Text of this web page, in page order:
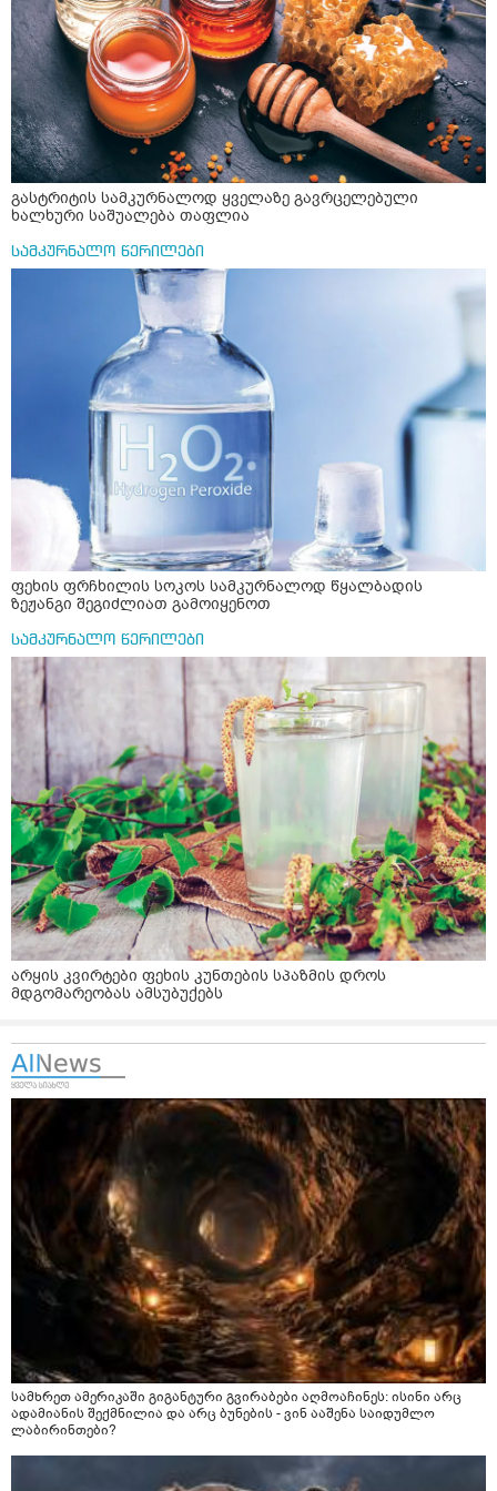
გასტრიტის სამკურნალოდ ყველაზე გავრცელებული
ხალხური საშუალება თაფლია
სამკურნალო წერილები
ფეხის ფრჩხილის სოკოს სამკურნალოდ წყალბადის
ზეჟანგი შეგიძლიათ გამოიყენოთ
სამკურნალო წერილები
არყის კვირტები ფეხის კუნთების სპაზმის დროს
მდგომარეობას ამსუბუქებს
სამხრეთ ამერიკაში გიგანტური გვირაბები აღმოაჩინეს: ისინი არც
ადამიანის შექმნილია და არც ბუნების - ვინ ააშენა საიდუმლო
ლაბირინთები?